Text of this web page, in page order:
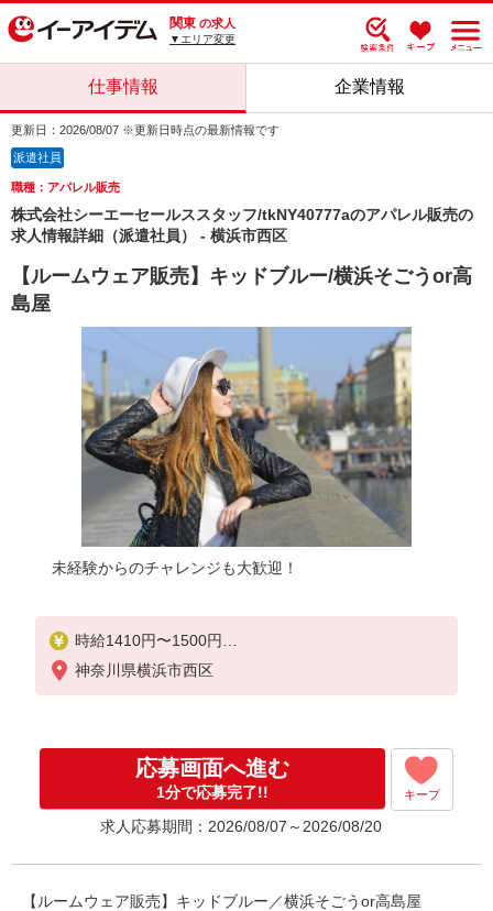
関東 の求人
▼エリア変更
仕事情報 企業情報
更新日：2026/08/07 ※更新日時点の最新情報です
派遣社員
職種：アパレル販売
株式会社シーエーセールススタッフ/tkNY40777aのアパレル販売の
求人情報詳細（派遣社員） - 横浜市西区
【ルームウェア販売】キッドブルー/横浜そごうor高
島屋
未経験からのチャレンジも大歓迎！
時給1410円〜1500円
【月収例】時給1,500円×7.5時間×20日＝225,000円
神奈川県横浜市西区
応募画面へ進む
1分で応募完了!! キープ
求人応募期間：2026/08/07～2026/08/20
【ルームウェア販売】キッドブルー／横浜そごうor高島屋